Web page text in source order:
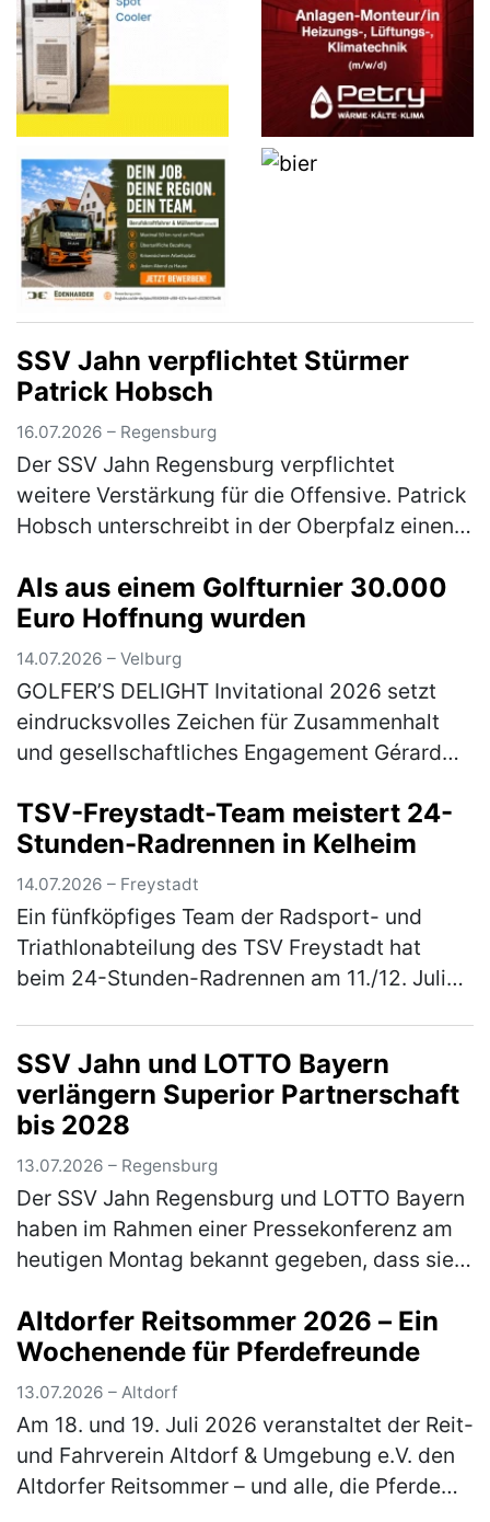
SSV Jahn verpflichtet Stürmer
Patrick Hobsch
16.07.2026 – Regensburg
Der SSV Jahn Regensburg verpflichtet
weitere Verstärkung für die Offensive. Patrick
Hobsch unterschreibt in der Oberpfalz einen
31-Jährige beim TSV 1860 Mün… (mehr)
Als aus einem Golfturnier 30.000
Euro Hoffnung wurden
14.07.2026 – Velburg
GOLFER’S DELIGHT Invitational 2026 setzt
eindrucksvolles Zeichen für Zusammenhalt
und gesellschaftliches Engagement Gérard
Pawlewitz (1. Vorsitzender Go…(mehr)
TSV-Freystadt-Team meistert 24-
Stunden-Radrennen in Kelheim
14.07.2026 – Freystadt
Ein fünfköpfiges Team der Radsport- und
Triathlonabteilung des TSV Freystadt hat
beim 24-Stunden-Radrennen am 11./12. Juli
SSV Jahn und LOTTO Bayern
verlängern Superior Partnerschaft
bis 2028
13.07.2026 – Regensburg
Der SSV Jahn Regensburg und LOTTO Bayern
haben im Rahmen einer Pressekonferenz am
heutigen Montag bekannt gegeben, dass sie
fortsetzen. Die loyale und sehr langjäh…
(mehr)
Altdorfer Reitsommer 2026 – Ein
Wochenende für Pferdefreunde
13.07.2026 – Altdorf
Am 18. und 19. Juli 2026 veranstaltet der Reit-
und Fahrverein Altdorf & Umgebung e.V. den
Altdorfer Reitsommer – und alle, die Pferde